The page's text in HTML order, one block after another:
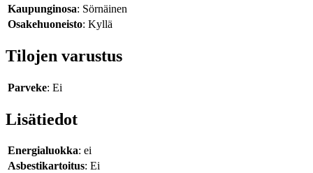
Kaupunginosa: Sörnäinen
Osakehuoneisto: Kyllä
Tilojen varustus
Parveke: Ei
Lisätiedot
Energialuokka: ei
Asbestikartoitus: Ei